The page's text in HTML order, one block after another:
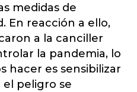
medidas de
En reacción a ello,
a la canciller
la pandemia, lo
hacer es sensibilizar
el peligro se